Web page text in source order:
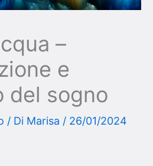
–
e
del sogno
/ Di Marisa / 26/01/2024